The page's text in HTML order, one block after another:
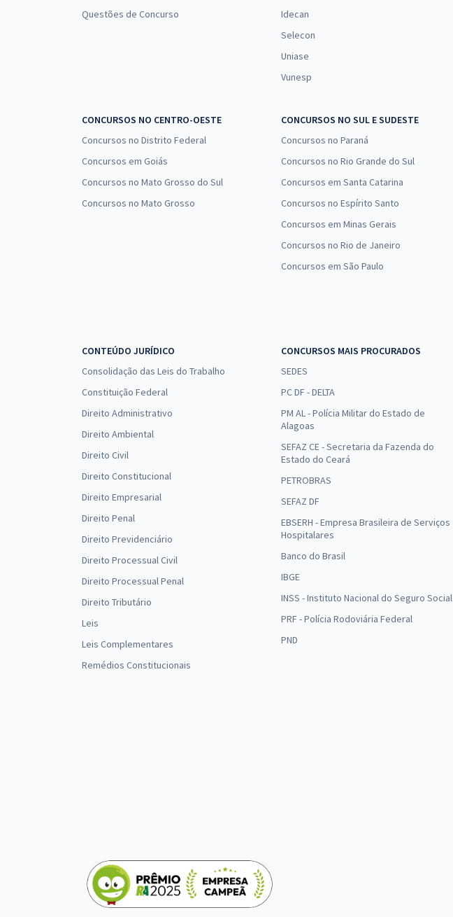
Questões de Concurso
Idecan
Selecon
Uniase
Vunesp
CONCURSOS NO CENTRO-OESTE
Concursos no Distrito Federal
Concursos em Goiás
Concursos no Mato Grosso do Sul
Concursos no Mato Grosso
CONCURSOS NO SUL E SUDESTE
Concursos no Paraná
Concursos no Rio Grande do Sul
Concursos em Santa Catarina
Concursos no Espírito Santo
Concursos em Minas Gerais
Concursos no Rio de Janeiro
Concursos em São Paulo
CONTEÚDO JURÍDICO
Consolidação das Leis do Trabalho
Constituição Federal
Direito Administrativo
Direito Ambiental
Direito Civil
Direito Constitucional
Direito Empresarial
Direito Penal
Direito Previdenciário
Direito Processual Civil
Direito Processual Penal
Direito Tributário
Leis
Leis Complementares
Remédios Constitucionais
CONCURSOS MAIS PROCURADOS
SEDES
PC DF - DELTA
PM AL - Polícia Militar do Estado de
Alagoas
SEFAZ CE - Secretaria da Fazenda do
Estado do Ceará
PETROBRAS
SEFAZ DF
EBSERH - Empresa Brasileira de Serviços
Hospitalares
Banco do Brasil
IBGE
INSS - Instituto Nacional do Seguro Social
PRF - Polícia Rodoviária Federal
PND